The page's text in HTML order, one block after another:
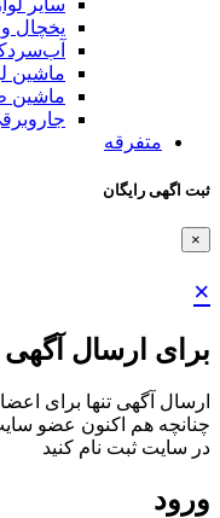
سایر
یخچال و
ماشین
ماشین
متفرقه
ثبت اگهی رایگان
×
×
برای ارسال
ارسال آگهی تنها برای
چنانچه هم‌ اکنون عضو
در سایت ثبت نام کنید
ورود